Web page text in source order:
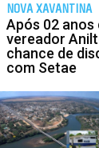
NOVA XAVANTINA
Após 02 anos
vereador
chance de
com Setae